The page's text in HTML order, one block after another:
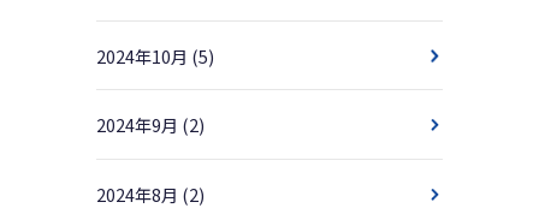
2024年10月 (5)
2024年9月 (2)
2024年8月 (2)